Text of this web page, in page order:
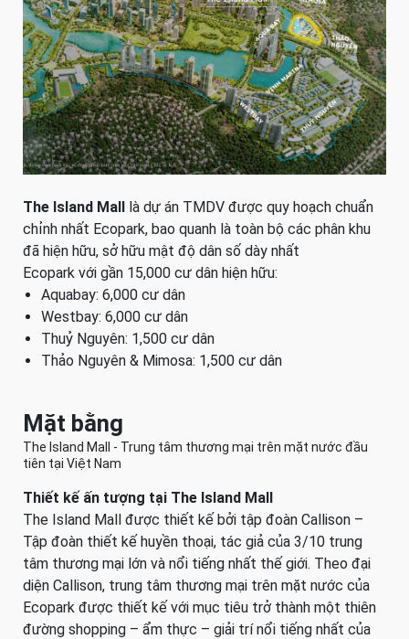
The Island Mall là dự án TMDV được quy hoạch chuẩn
chỉnh nhất Ecopark, bao quanh là toàn bộ các phân khu
đã hiện hữu, sở hữu mật độ dân số dày nhất
Ecopark với gần 15,000 cư dân hiện hữu:
Aquabay: 6,000 cư dân
Westbay: 6,000 cư dân
Thuỷ Nguyên: 1,500 cư dân
Thảo Nguyên & Mimosa: 1,500 cư dân
Mặt bằng
The Island Mall - Trung tâm thương mại trên mặt nước đầu
tiên tại Việt Nam
Thiết kế ấn tượng tại The Island Mall
The Island Mall được thiết kế bởi tập đoàn Callison –
Tập đoàn thiết kế huyền thoại, tác giả của 3/10 trung
tâm thương mại lớn và nổi tiếng nhất thế giới. Theo đại
diện Callison, trung tâm thương mại trên mặt nước của
Ecopark được thiết kế với mục tiêu trở thành một thiên
đường shopping – ẩm thực – giải trí nổi tiếng nhất của